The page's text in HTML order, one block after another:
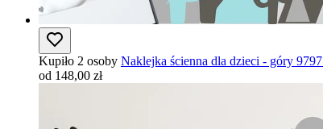
Kupiło 2 osoby Naklejka ścienna dla dzieci - góry 9797
od 148,00 zł